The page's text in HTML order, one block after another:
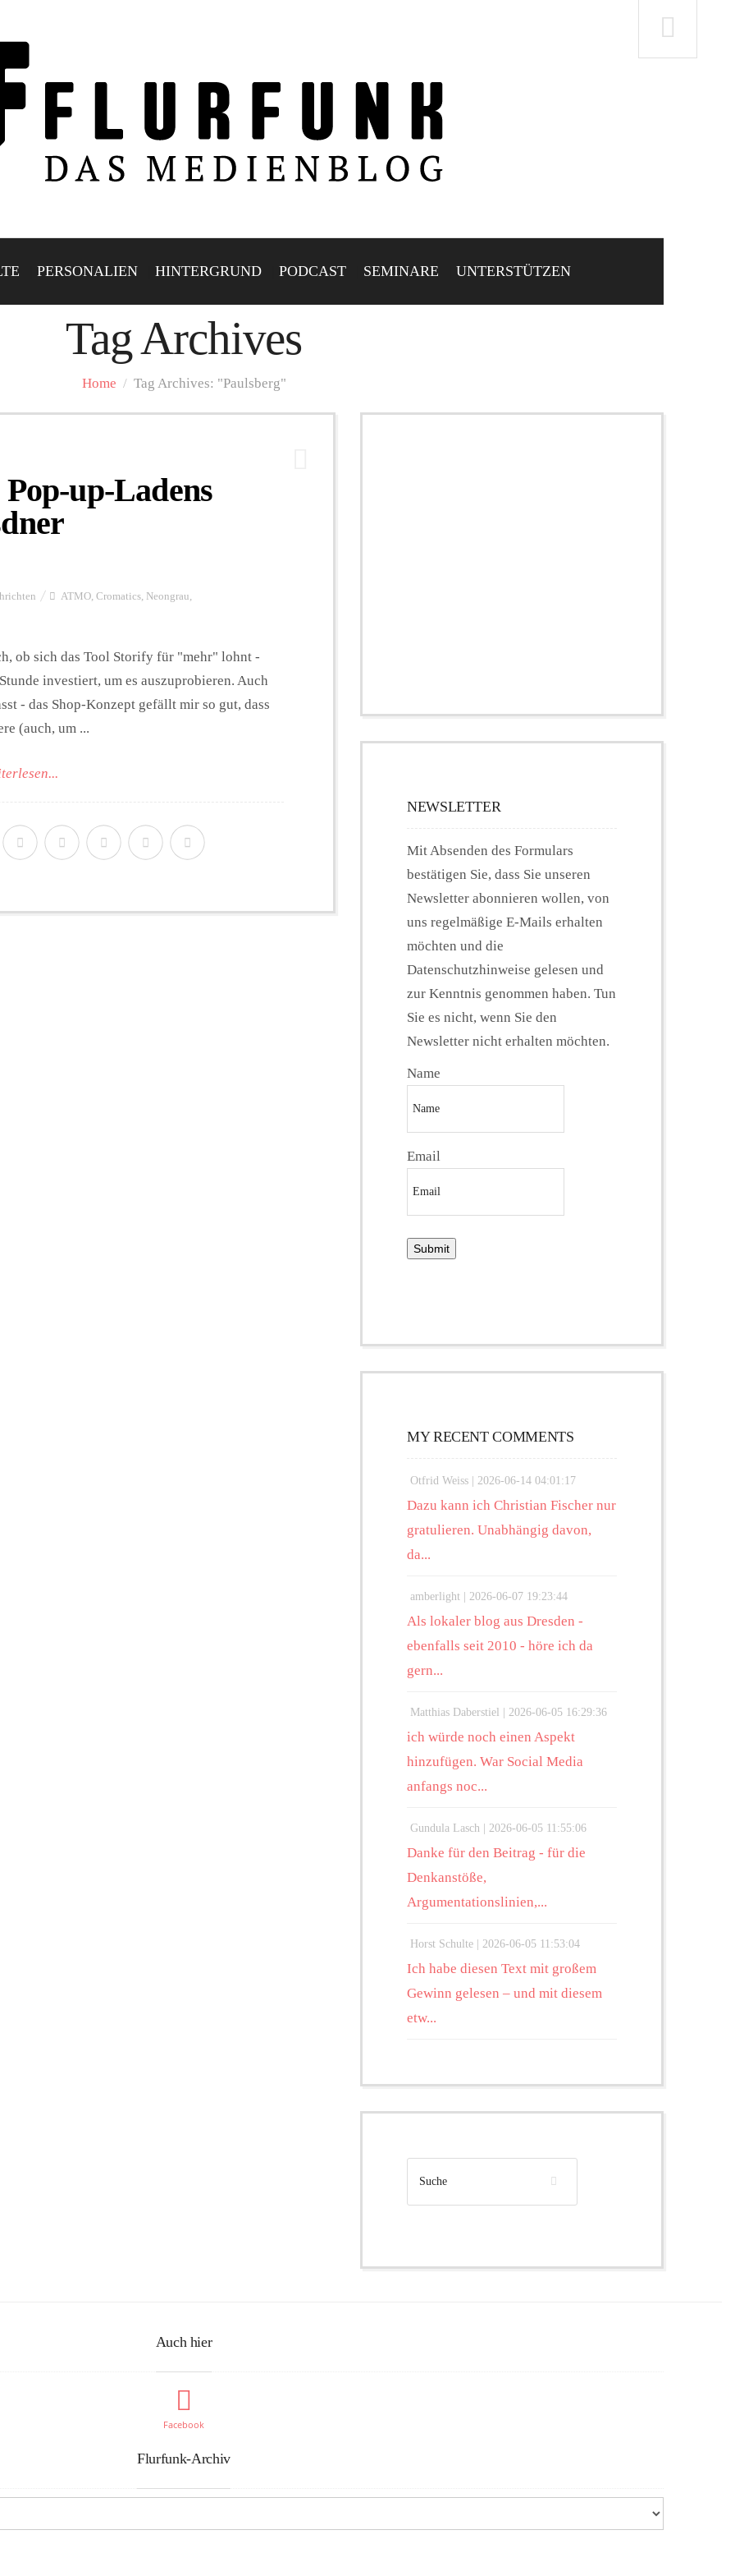
PERSONALIEN HINTERGRUND PODCAST SEMINARE UNTERSTÜTZEN
Tag Archives
Home / Tag Archives: "Paulsberg"
up-Ladens
ATMO, Cromatics, Neongrau,
ob sich das Tool Storify für "mehr" lohnt -
investiert, um es auszuprobieren. Auch
- das Shop-Konzept gefällt mir so gut, dass
(auch, um ...
NEWSLETTER
Mit Absenden des Formulars
bestätigen Sie, dass Sie unseren
Newsletter abonnieren wollen, von
uns regelmäßige E-Mails erhalten
möchten und die
Datenschutzhinweise gelesen und
zur Kenntnis genommen haben. Tun
Sie es nicht, wenn Sie den
Newsletter nicht erhalten möchten.
Name
Email
MY RECENT COMMENTS
Otfrid Weiss | 2026-06-14 04:01:17
Dazu kann ich Christian Fischer nur
gratulieren. Unabhängig davon,
da...
amberlight | 2026-06-07 19:23:44
Als lokaler blog aus Dresden -
ebenfalls seit 2010 - höre ich da
gern...
Matthias Daberstiel | 2026-06-05 16:29:36
ich würde noch einen Aspekt
hinzufügen. War Social Media
anfangs noc...
Gundula Lasch | 2026-06-05 11:55:06
Danke für den Beitrag - für die
Denkanstöße,
Argumentationslinien,...
Horst Schulte | 2026-06-05 11:53:04
Ich habe diesen Text mit großem
Gewinn gelesen – und mit diesem
etw...
Auch hier
Facebook
Flurfunk-Archiv